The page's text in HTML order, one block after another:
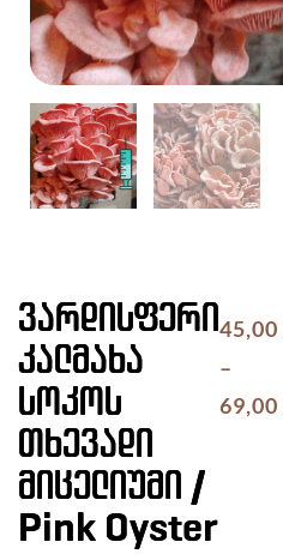
ვარდისფერი
კალმახა
სოკოს
თხევადი
მიცელიუმი /
Pink Oyster
45,00
–
69,00